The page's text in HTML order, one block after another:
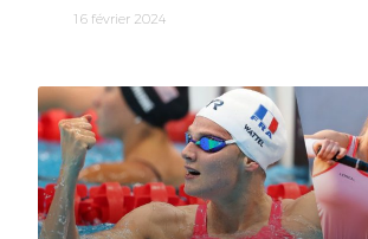
16 février 2024